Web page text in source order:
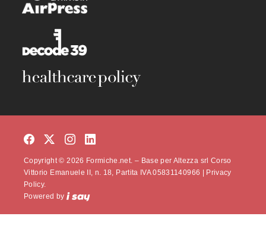
Copyright © 2026 Formiche.net. – Base per Altezza srl Corso
Vittorio Emanuele II, n. 18, Partita IVA 05831140966 |
Privacy
Policy.
Powered by